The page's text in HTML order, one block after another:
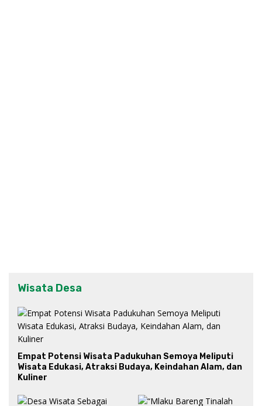
Wisata Desa
Empat Potensi Wisata Padukuhan Semoya Meliputi
Wisata Edukasi, Atraksi Budaya, Keindahan Alam, dan
Kuliner